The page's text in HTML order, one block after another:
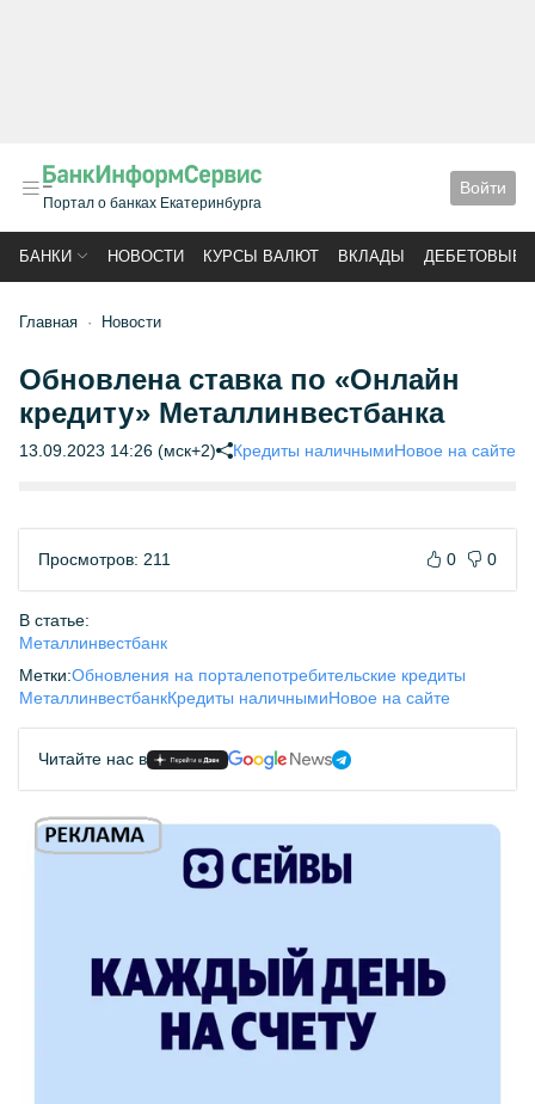
Портал о банках Екатеринбурга
Войти
БАНКИ НОВОСТИ КУРСЫ ВАЛЮТ ВКЛАДЫ ДЕБЕТОВЫЕ
Главная Новости
Обновлена ставка по «Онлайн
кредиту» Металлинвестбанка
13.09.2023 14:26 (мск+2) Кредиты наличнымиНовое на сайте
Просмотров: 211 0 0
В статье:
Металлинвестбанк
Метки:Обновления на порталепотребительские кредиты
МеталлинвестбанкКредиты наличнымиНовое на сайте
Читайте нас в